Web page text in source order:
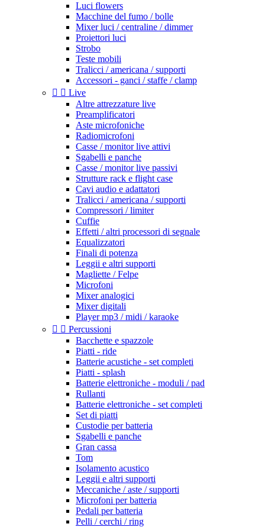
Luci flowers
Macchine del fumo / bolle
Mixer luci / centraline / dimmer
Proiettori luci
Strobo
Teste mobili
Tralicci / americana / supporti
Accessori - ganci / staffe / clamp
  Live
Altre attrezzature live
Preamplificatori
Aste microfoniche
Radiomicrofoni
Casse / monitor live attivi
Sgabelli e panche
Casse / monitor live passivi
Strutture rack e flight case
Cavi audio e adattatori
Tralicci / americana / supporti
Compressori / limiter
Cuffie
Effetti / altri processori di segnale
Equalizzatori
Finali di potenza
Leggii e altri supporti
Magliette / Felpe
Microfoni
Mixer analogici
Mixer digitali
Player mp3 / midi / karaoke
  Percussioni
Bacchette e spazzole
Piatti - ride
Batterie acustiche - set completi
Piatti - splash
Batterie elettroniche - moduli / pad
Rullanti
Batterie elettroniche - set completi
Set di piatti
Custodie per batteria
Sgabelli e panche
Gran cassa
Tom
Isolamento acustico
Leggii e altri supporti
Meccaniche / aste / supporti
Microfoni per batteria
Pedali per batteria
Pelli / cerchi / ring